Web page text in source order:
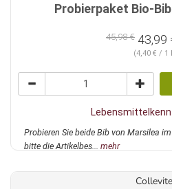
Probierpaket Bio-
45,98 € 43,99
(4,40 € / 1
Probieren Sie beide Bib von Marsilea
bitte die Artikelbes... mehr
Collevite